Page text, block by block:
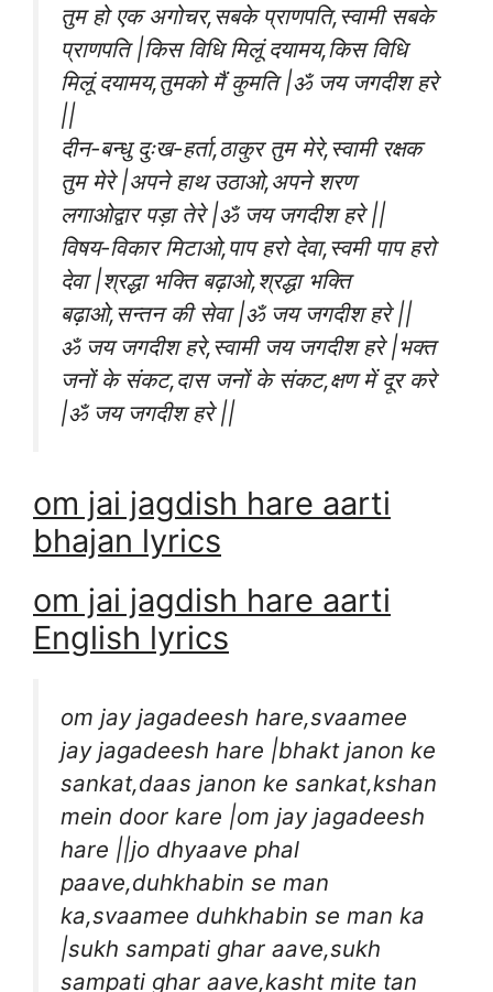
तुम हो एक अगोचर,सबके प्राणपति,स्वामी सबके
प्राणपति |किस विधि मिलूं दयामय,किस विधि
मिलूं दयामय,तुमको मैं कुमति |ॐ जय जगदीश हरे
||
दीन-बन्धु दुःख-हर्ता,ठाकुर तुम मेरे,स्वामी रक्षक
तुम मेरे |अपने हाथ उठाओ,अपने शरण
लगाओद्वार पड़ा तेरे |ॐ जय जगदीश हरे ||
विषय-विकार मिटाओ,पाप हरो देवा,स्वमी पाप हरो
देवा |श्रद्धा भक्ति बढ़ाओ,श्रद्धा भक्ति
बढ़ाओ,सन्तन की सेवा |ॐ जय जगदीश हरे ||
ॐ जय जगदीश हरे,स्वामी जय जगदीश हरे |भक्त
जनों के संकट,दास जनों के संकट,क्षण में दूर करे
|ॐ जय जगदीश हरे ||
om jai jagdish hare aarti
bhajan lyrics
om jai jagdish hare aarti
English lyrics
om jay jagadeesh hare,svaamee
jay jagadeesh hare |bhakt janon ke
sankat,daas janon ke sankat,kshan
mein door kare |om jay jagadeesh
hare ||jo dhyaave phal
paave,duhkhabin se man
ka,svaamee duhkhabin se man ka
|sukh sampati ghar aave,sukh
sampati ghar aave,kasht mite tan